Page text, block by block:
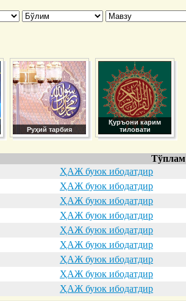
Руҳий тарбия
Қуръони карим
тиловати
Тўплам
ҲАЖ буюк ибодатдир
ҲАЖ буюк ибодатдир
ҲАЖ буюк ибодатдир
ҲАЖ буюк ибодатдир
ҲАЖ буюк ибодатдир
ҲАЖ буюк ибодатдир
ҲАЖ буюк ибодатдир
ҲАЖ буюк ибодатдир
ҲАЖ буюк ибодатдир